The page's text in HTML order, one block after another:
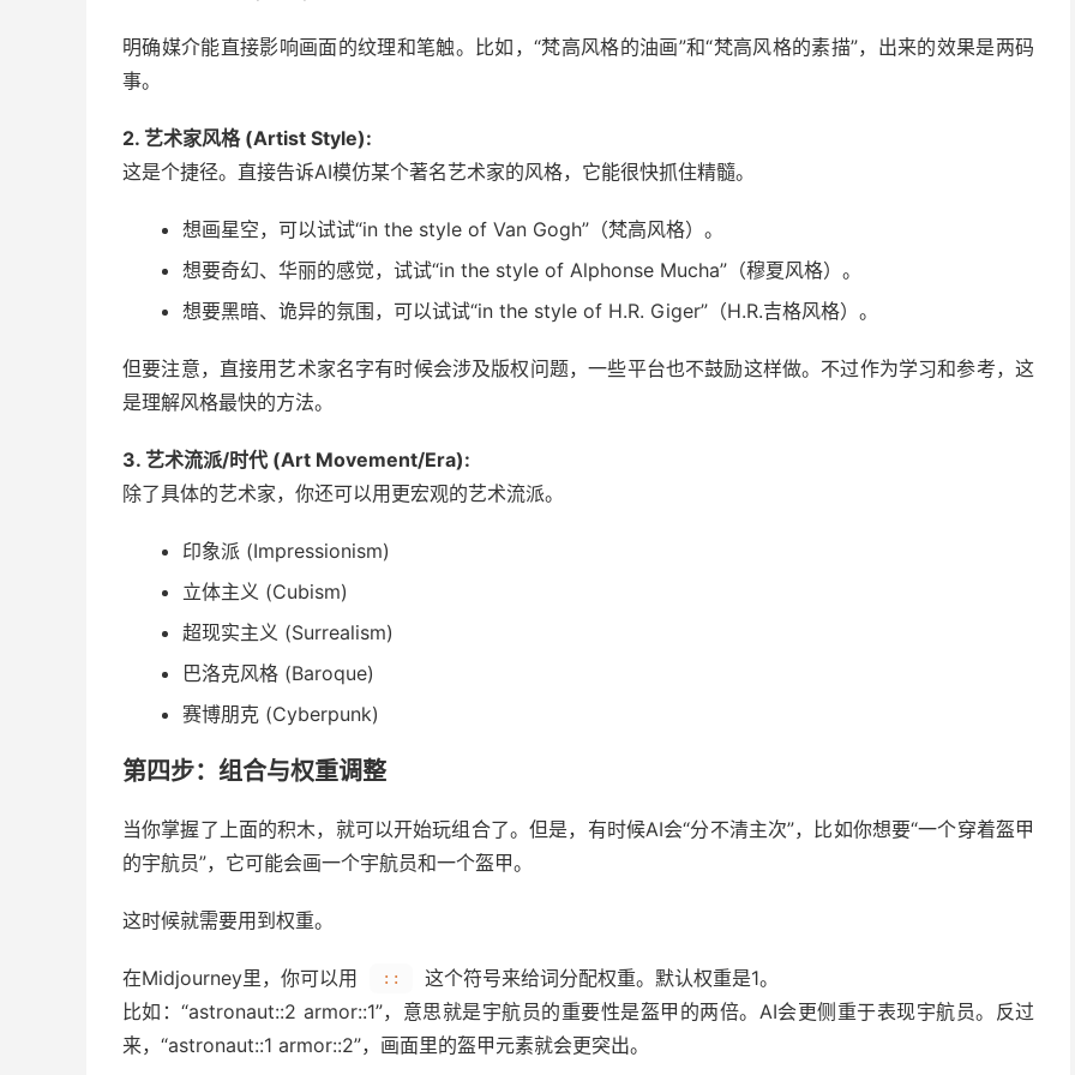
明确媒介能直接影响画面的纹理和笔触。比如，“梵高风格的油画”和“梵高风格的素描”，出来的效果是两码
事。
2. 艺术家风格 (Artist Style):
这是个捷径。直接告诉AI模仿某个著名艺术家的风格，它能很快抓住精髓。
想画星空，可以试试“in the style of Van Gogh”（梵高风格）。
想要奇幻、华丽的感觉，试试“in the style of Alphonse Mucha”（穆夏风格）。
想要黑暗、诡异的氛围，可以试试“in the style of H.R. Giger”（H.R.吉格风格）。
但要注意，直接用艺术家名字有时候会涉及版权问题，一些平台也不鼓励这样做。不过作为学习和参考，这
是理解风格最快的方法。
3. 艺术流派/时代 (Art Movement/Era):
除了具体的艺术家，你还可以用更宏观的艺术流派。
印象派 (Impressionism)
立体主义 (Cubism)
超现实主义 (Surrealism)
巴洛克风格 (Baroque)
赛博朋克 (Cyberpunk)
第四步：组合与权重调整
当你掌握了上面的积木，就可以开始玩组合了。但是，有时候AI会“分不清主次”，比如你想要“一个穿着盔甲
的宇航员”，它可能会画一个宇航员和一个盔甲。
这时候就需要用到权重。
在Midjourney里，你可以用 ::
这个符号来给词分配权重。默认权重是1。
比如：“astronaut::2 armor::1”，意思就是宇航员的重要性是盔甲的两倍。AI会更侧重于表现宇航员。反过
来，“astronaut::1 armor::2”，画面里的盔甲元素就会更突出。